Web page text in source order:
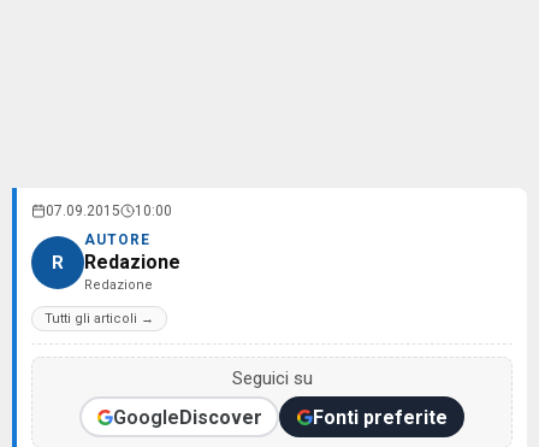
07.09.2015 10:00
R
AUTORE
Redazione
Redazione
Tutti gli articoli →
Seguici su
GoogleDiscover Fonti preferite